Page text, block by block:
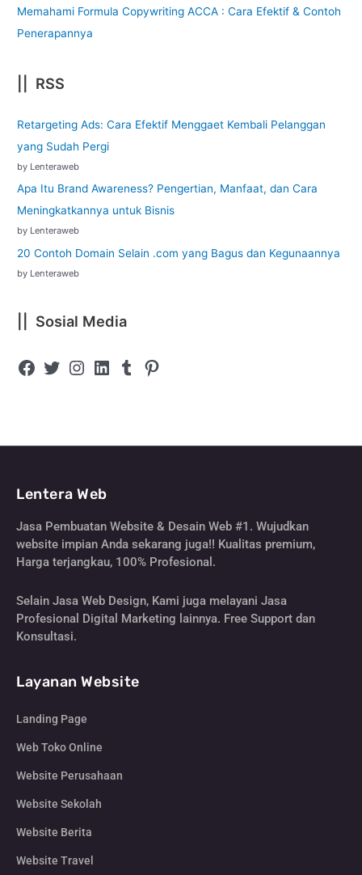
Memahami Formula Copywriting ACCA : Cara Efektif & Contoh
Penerapannya
|| RSS
Retargeting Ads: Cara Efektif Menggaet Kembali Pelanggan
yang Sudah Pergi
by Lenteraweb
Apa Itu Brand Awareness? Pengertian, Manfaat, dan Cara
Meningkatkannya untuk Bisnis
by Lenteraweb
20 Contoh Domain Selain .com yang Bagus dan Kegunaannya
by Lenteraweb
|| Sosial Media
Lentera Web
Jasa Pembuatan Website & Desain Web #1. Wujudkan
website impian Anda sekarang juga!! Kualitas premium,
Harga terjangkau, 100% Profesional.
Selain Jasa Web Design, Kami juga melayani Jasa
Profesional Digital Marketing lainnya. Free Support dan
Konsultasi.
Layanan Website
Landing Page
Web Toko Online
Website Perusahaan
Website Sekolah
Website Berita
Website Travel